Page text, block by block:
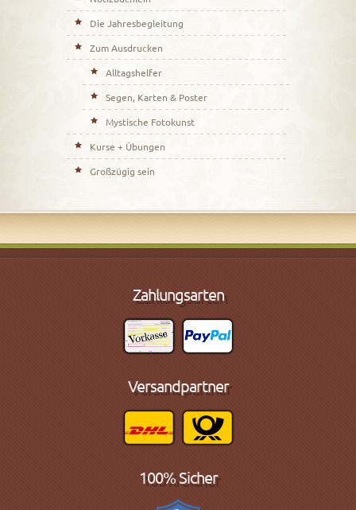
Die Jahresbegleitung
Zum Ausdrucken
Alltagshelfer
Segen, Karten & Poster
Mystische Fotokunst
Kurse + Übungen
Großzügig sein
Zahlungsarten
Versandpartner
100% Sicher